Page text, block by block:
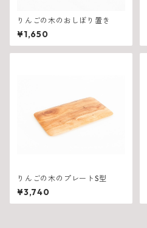
りんごの木のおしぼり置き
¥1,650
りんごの木のプレートS型
¥3,740